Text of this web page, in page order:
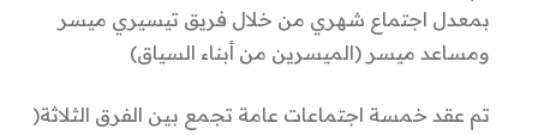
بمعدل اجتماع شهري من خلال فريق تيسيري ميسر
ومساعد ميسر (الميسرين من أبناء السياق)
تم عقد خمسة اجتماعات عامة تجمع بين الفرق الثلاثة(